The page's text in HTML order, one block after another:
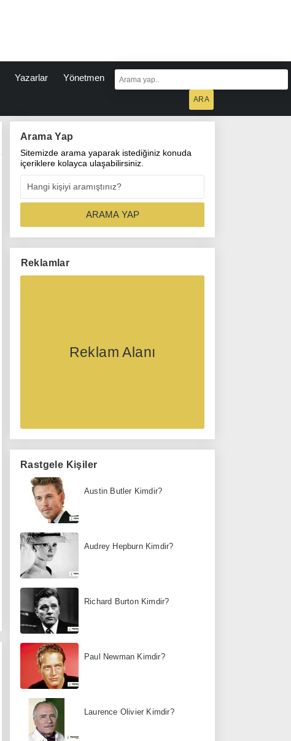
Yazarlar Yönetmen
Arama Yap
Sitemizde arama yaparak istediğiniz konuda
içeriklere kolayca ulaşabilirsiniz.
Reklamlar
Reklam Alanı
Rastgele Kişiler
Austin Butler Kimdir?
Audrey Hepburn Kimdir?
Richard Burton Kimdir?
Paul Newman Kimdir?
Laurence Olivier Kimdir?